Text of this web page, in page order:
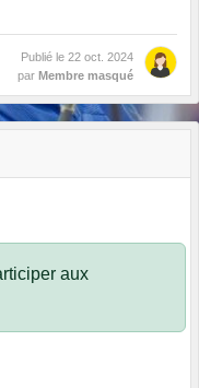
Publié le 22 oct. 2024
par Membre masqué
aux